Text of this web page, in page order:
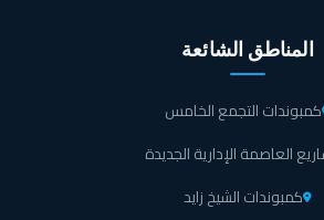
المناطق الشائعة
كمبوندات التجمع الخامس
العاصمة الإدارية الجديدة
كمبوندات الشيخ زايد